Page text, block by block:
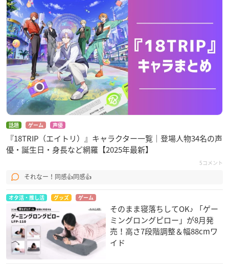
話題 ゲーム 声優
『18TRIP（エイトリ）』キャラクター一覧｜登場人物34名の声
優・誕生日・身長など網羅【2025年最新】
5コメント
それなー！同感👍同感👍
オタ活・推し活 グッズ ゲーム
そのまま寝落ちしてOK♪ 「ゲー
ミングロングピロー」が8月発
売！高さ7段階調整＆幅88cmワ
イド